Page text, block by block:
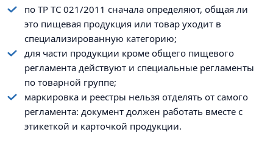
по ТР ТС 021/2011 сначала определяют, общая ли
это пищевая продукция или товар уходит в
специализированную категорию;
для части продукции кроме общего пищевого
регламента действуют и специальные регламенты
по товарной группе;
маркировка и реестры нельзя отделять от самого
регламента: документ должен работать вместе с
этикеткой и карточкой продукции.